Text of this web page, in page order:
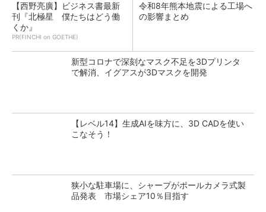
【西野亮廣】ビジネス書最新
刊『北極星 僕たちはどう働
くか』
PR(FINCHI on GOETHE)
令和8年熊本地震による工場へ
の影響まとめ
新型コロナで深刻なマスク不足を3Dプリンタ
で解消、イグアスが3Dマスクを開発
【レベル14】生成AIを味方に、3D CADを使い
こなそう！
狭小な駐車場に、シャープがポールカメラ式製
品発表 市場シェア10％目指す